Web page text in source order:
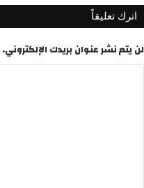
اترك تعليقاً
لن يتم نشر عنوان بريدك الإلكتروني.